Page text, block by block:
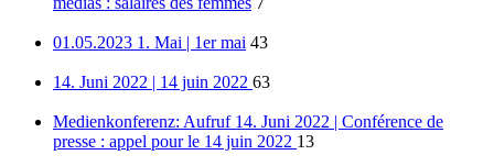
01.05.2023 1. Mai | 1er mai 43
14. Juni 2022 | 14 juin 2022 63
Medienkonferenz: Aufruf 14. Juni 2022 | Conférence de
presse : appel pour le 14 juin 2022 13